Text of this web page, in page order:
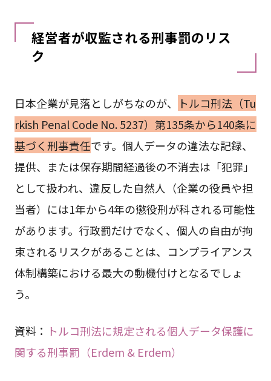
経営者が収監される刑事罰のリス
ク
日本企業が見落としがちなのが、
トルコ刑法（Tu
rkish Penal Code No. 5237）第135条から140条に
基づく刑事責任です。個人データの違法な記録、
提供、または保存期間経過後の不消去は「犯罪」
として扱われ、違反した自然人（企業の役員や担
当者）には1年から4年の懲役刑が科される可能性
があります。行政罰だけでなく、個人の自由が拘
束されるリスクがあることは、コンプライアンス
体制構築における最大の動機付けとなるでしょ
う。
資料： トルコ刑法に規定される個人データ保護に
関する刑事罰（Erdem & Erdem）